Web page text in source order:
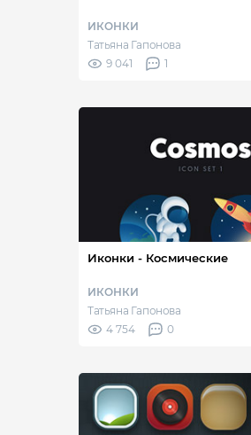
ИКОНКИ
Татьяна Гапонова
9 041
1
Иконки - Космические
ИКОНКИ
Татьяна Гапонова
4 754
0